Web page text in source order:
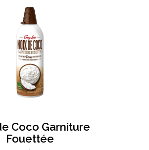
Coco Garniture
Fouettée